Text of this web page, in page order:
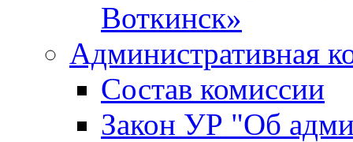
Воткинск»
Административная
Состав комиссии
Закон УР "Об